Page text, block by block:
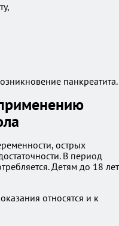
панкреатита.
острых
В период
Детям до 18 лет
относятся и к